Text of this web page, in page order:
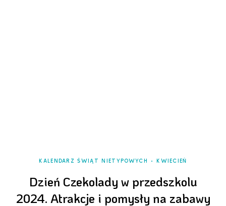
KALENDARZ ŚWIĄT NIETYPOWYCH KWIECIEŃ
Dzień Czekolady w przedszkolu
2024. Atrakcje i pomysły na zabawy